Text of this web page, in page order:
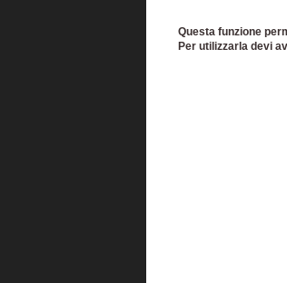
Questa funzione
Per utilizzarla devi